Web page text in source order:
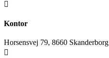

Kontor
Horsensvej 79, 8660 Skanderborg
